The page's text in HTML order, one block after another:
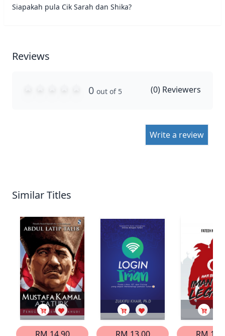
Siapakah pula Cik Sarah dan Shika?
Reviews
0 out of 5 (0) Reviewers
Write a review
Similar Titles